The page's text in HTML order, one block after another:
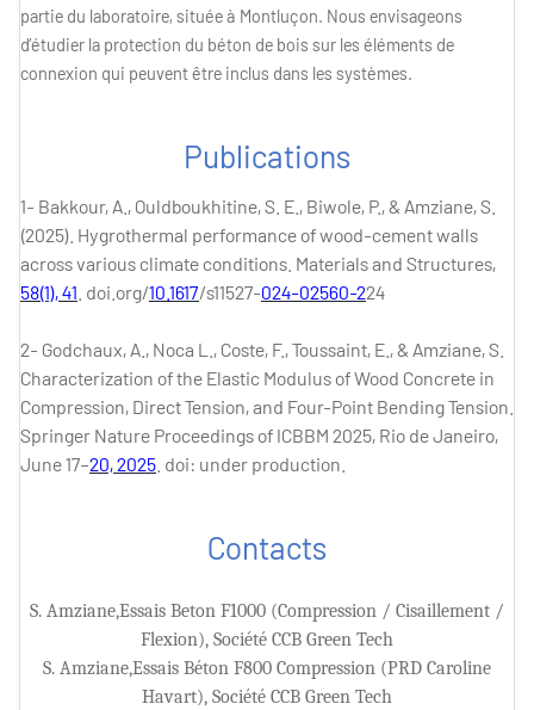
partie du laboratoire, située à Montluçon. Nous envisageons
d’étudier la protection du béton de bois sur les éléments de
connexion qui peuvent être inclus dans les systèmes.
Publications
1- Bakkour, A., Ouldboukhitine, S. E., Biwole, P., & Amziane, S.
(2025). Hygrothermal performance of wood-cement walls
across various climate conditions. Materials and Structures,
58(1), 41 . doi.org/10.1617/s11527-024-02560-224
2- Godchaux, A., Noca L., Coste, F., Toussaint, E., & Amziane, S.
Characterization of the Elastic Modulus of Wood Concrete in
Compression, Direct Tension, and Four-Point Bending Tension.
Springer Nature Proceedings of ICBBM 2025, Rio de Janeiro,
June 17–20, 2025 . doi: under production.
Contacts
S. Amziane,Essais Beton F1000 (Compression / Cisaillement /
Flexion), Société CCB Green Tech
S. Amziane,Essais Béton F800 Compression (PRD Caroline
Havart), Société CCB Green Tech